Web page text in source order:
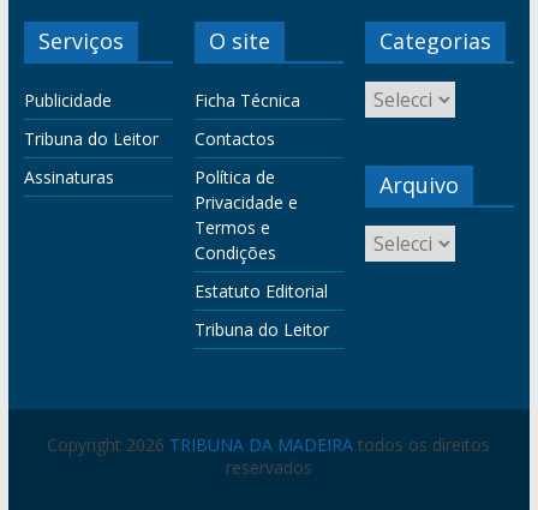
Serviços
Publicidade
Tribuna do Leitor
Assinaturas
O site
Ficha Técnica
Contactos
Política de
Privacidade e
Termos e
Condições
Estatuto Editorial
Tribuna do Leitor
Categorias
Arquivo
Copyright 2026 TRIBUNA DA MADEIRA todos os direitos
reservados